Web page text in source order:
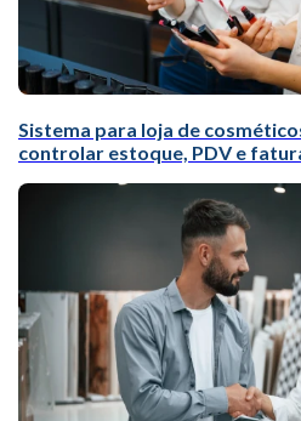
Sistema para loja de
controlar estoque, PDV e